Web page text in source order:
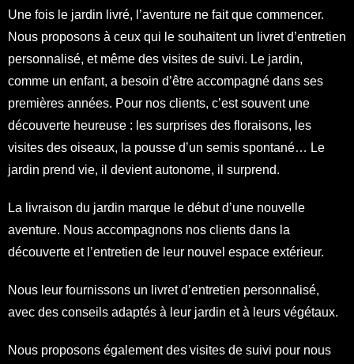
Une fois le jardin livré, l’aventure ne fait que commencer.
Nous proposons à ceux qui le souhaitent un livret d’entretien
personnalisé, et même des visites de suivi. Le jardin,
comme un enfant, a besoin d’être accompagné dans ses
premières années. Pour nos clients, c’est souvent une
découverte heureuse : les surprises des floraisons, les
visites des oiseaux, la pousse d’un semis spontané… Le
jardin prend vie, il devient autonome, il surprend.
La livraison du jardin marque le début d’une nouvelle
aventure. Nous accompagnons nos clients dans la
découverte et l’entretien de leur nouvel espace extérieur.
Nous leur fournissons un livret d’entretien personnalisé,
avec des conseils adaptés à leur jardin et à leurs végétaux.
Nous proposons également des visites de suivi pour nous